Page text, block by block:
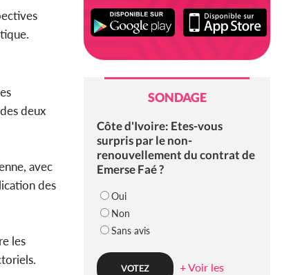
deux
avec
des
les
SONDAGE
Côte d'Ivoire: Etes-vous
surpris par le non-
renouvellement du contrat de
Emerse Faé ?
Oui
Non
Sans avis
+ Voir les